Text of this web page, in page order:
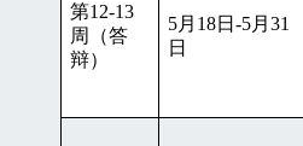
第12-13
周（答
辩）
5月 18日 -5月 31
日